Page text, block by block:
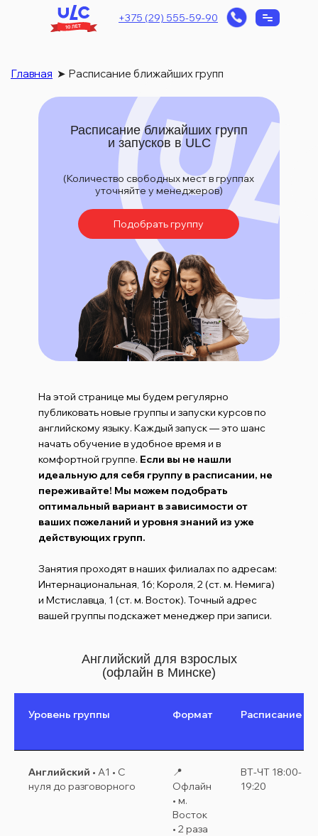
+375 (29) 555-59-90
Главная ➤ Расписание ближайших групп
Расписание ближайших групп
и запусков в ULC
(Количество свободных мест в группах
уточняйте у менеджеров)
Подобрать группу
На этой странице мы будем регулярно
публиковать новые группы и запуски курсов по
английскому языку. Каждый запуск — это шанс
начать обучение в удобное время и в
комфортной группе. Если вы не нашли
идеальную для себя группу в расписании, не
переживайте! Мы можем подобрать
оптимальный вариант в зависимости от
ваших пожеланий и уровня знаний из уже
действующих групп.
Занятия проходят в наших филиалах по адресам:
Интернациональная, 16; Короля, 2 (ст. м. Немига)
и Мстиславца, 1 (ст. м. Восток). Точный адрес
вашей группы подскажет менеджер при записи.
Английский для взрослых
(офлайн в Минске)
Уровень группы Формат Расписание
Английский • A1 • С
нуля до разговорного
📍
Офлайн
• м.
Восток
• 2 раза
ВТ-ЧТ 18:00-
19:20